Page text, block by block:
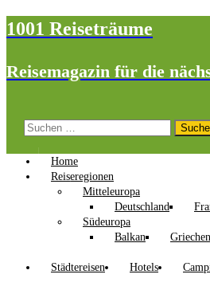
1001 Reiseträume
Reisemagazin für die
Suchen
Home
Reiseregionen
Mitteleuropa
Deutschland
Südeuropa
Balkan
Städtereisen
Hotels